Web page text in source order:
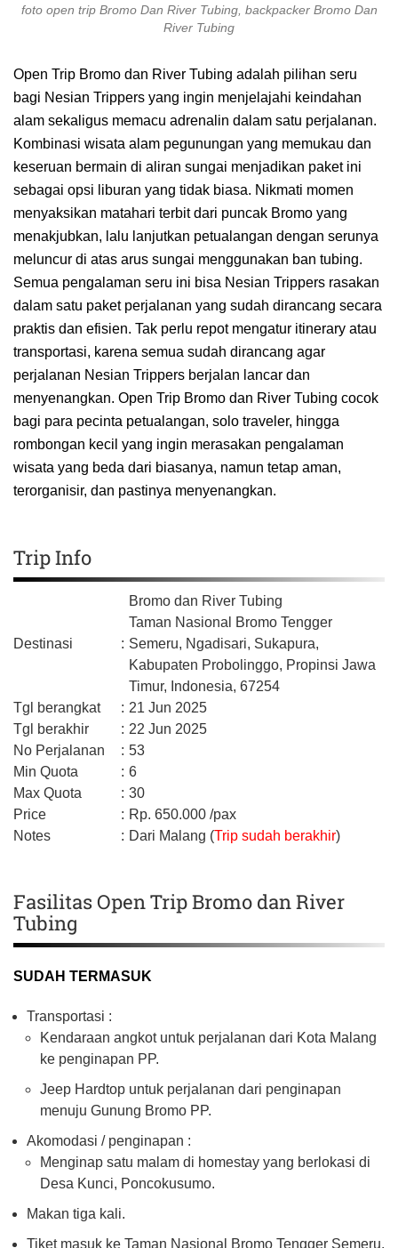
foto open trip Bromo Dan River Tubing, backpacker Bromo Dan
River Tubing
Open Trip Bromo dan River Tubing adalah pilihan seru
bagi Nesian Trippers yang ingin menjelajahi keindahan
alam sekaligus memacu adrenalin dalam satu perjalanan.
Kombinasi wisata alam pegunungan yang memukau dan
keseruan bermain di aliran sungai menjadikan paket ini
sebagai opsi liburan yang tidak biasa. Nikmati momen
menyaksikan matahari terbit dari puncak Bromo yang
menakjubkan, lalu lanjutkan petualangan dengan serunya
meluncur di atas arus sungai menggunakan ban tubing.
Semua pengalaman seru ini bisa Nesian Trippers rasakan
dalam satu paket perjalanan yang sudah dirancang secara
praktis dan efisien. Tak perlu repot mengatur itinerary atau
transportasi, karena semua sudah dirancang agar
perjalanan Nesian Trippers berjalan lancar dan
menyenangkan. Open Trip Bromo dan River Tubing cocok
bagi para pecinta petualangan, solo traveler, hingga
rombongan kecil yang ingin merasakan pengalaman
wisata yang beda dari biasanya, namun tetap aman,
terorganisir, dan pastinya menyenangkan.
Trip Info
Destinasi :
Bromo dan River Tubing
Taman Nasional Bromo Tengger
Semeru, Ngadisari, Sukapura,
Kabupaten Probolinggo, Propinsi Jawa
Timur, Indonesia, 67254
Tgl berangkat
: 21 Jun 2025
Tgl berakhir
: 22 Jun 2025
No Perjalanan
: 53
Min Quota
: 6
Max Quota
: 30
Price
: Rp. 650.000 /pax
Notes
: Dari Malang (Trip sudah berakhir)
Fasilitas Open Trip Bromo dan River
Tubing
SUDAH TERMASUK
Transportasi :
Kendaraan angkot untuk perjalanan dari Kota Malang
ke penginapan PP.
Jeep Hardtop untuk perjalanan dari penginapan
menuju Gunung Bromo PP.
Akomodasi / penginapan :
Menginap satu malam di homestay yang berlokasi di
Desa Kunci, Poncokusumo.
Makan tiga kali.
Tiket masuk ke Taman Nasional Bromo Tengger Semeru.